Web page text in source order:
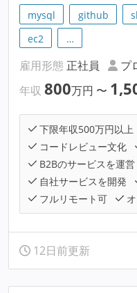
mysql github
ec2
…
雇用形態 正社員 プ
年収 800万円 〜
下限年収500万円以上
コードレビュー文化
B2Bのサービスを運営
自社サービスを開発
フルリモート可
12日前更新